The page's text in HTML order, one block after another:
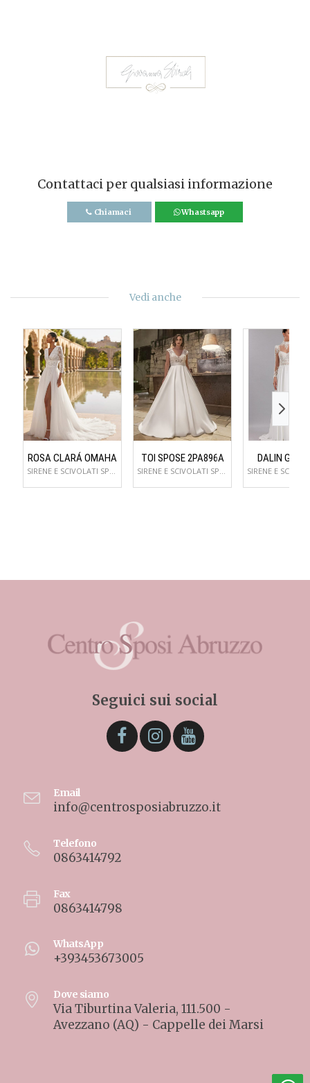
Contattaci per qualsiasi informazione
Chiamaci Whastsapp
Vedi anche
ROSA CLARÁ OMAHA TOI SPOSE 2PA896A DALIN
Seguici sui social
Email
info@centrosposiabruzzo.it
Telefono
0863414792
Fax
0863414798
WhatsApp
+393453673005
Dove siamo
Via Tiburtina Valeria, 111.500 -
Avezzano (AQ) - Cappelle dei Marsi